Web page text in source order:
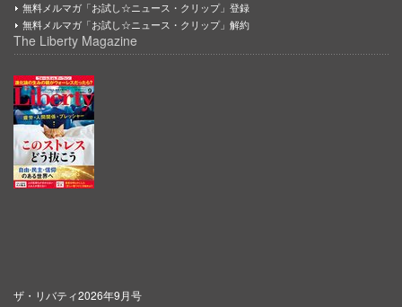
無料メルマガ「お試し☆ニュース・クリップ」登録
無料メルマガ「お試し☆ニュース・クリップ」解約
The Liberty Magazine
ザ・リバティ2026年9月号